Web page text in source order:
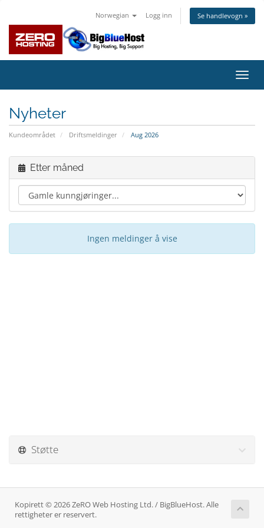
Norwegian Logg inn Se handlevogn »
Bytt
Nyheter
Kundeområdet Driftsmeldinger Aug 2026
Etter måned
Ingen meldinger å vise
Støtte
Kopirett © 2026 ZeRO Web Hosting Ltd. / BigBlueHost. Alle
rettigheter er reservert.